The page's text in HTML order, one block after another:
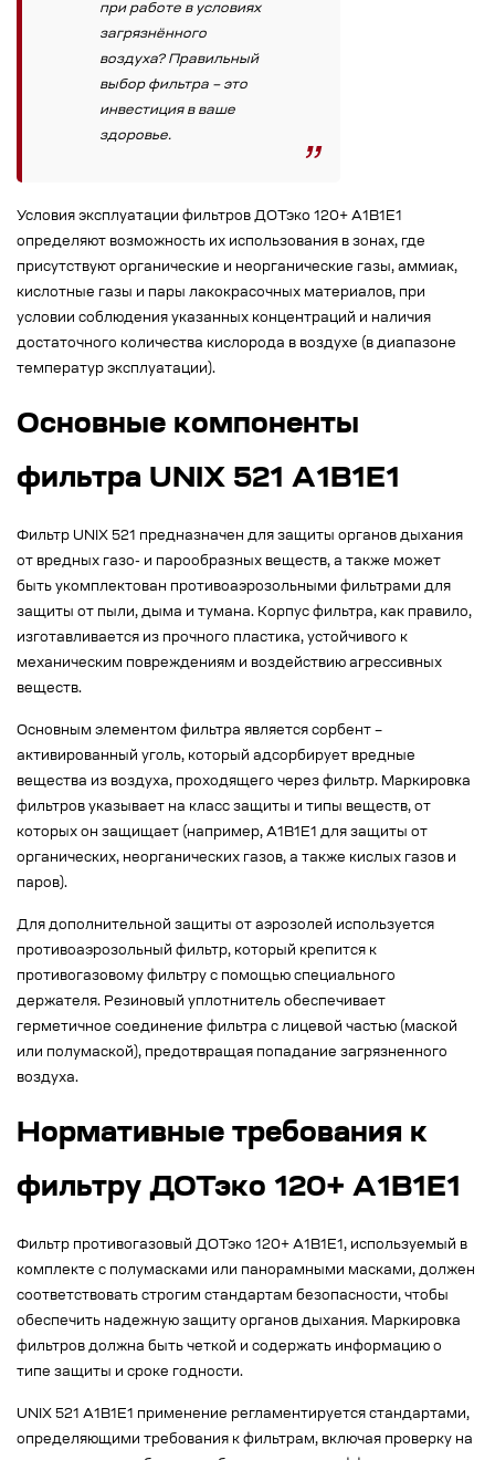
при работе в условиях
загрязнённого
воздуха? Правильный
выбор фильтра – это
инвестиция в ваше
здоровье.
Условия эксплуатации фильтров ДОТэко 120+ А1B1E1
определяют возможность их использования в зонах, где
присутствуют органические и неорганические газы, аммиак,
кислотные газы и пары лакокрасочных материалов, при
условии соблюдения указанных концентраций и наличия
достаточного количества кислорода в воздухе (в диапазоне
температур эксплуатации).
Основные компоненты
фильтра UNIX 521 A1B1E1
Фильтр UNIX 521 предназначен для защиты органов дыхания
от вредных газо- и парообразных веществ, а также может
быть укомплектован противоаэрозольными фильтрами для
защиты от пыли, дыма и тумана. Корпус фильтра, как правило,
изготавливается из прочного пластика, устойчивого к
механическим повреждениям и воздействию агрессивных
веществ.
Основным элементом фильтра является сорбент –
активированный уголь, который адсорбирует вредные
вещества из воздуха, проходящего через фильтр. Маркировка
фильтров указывает на класс защиты и типы веществ, от
которых он защищает (например, A1B1E1 для защиты от
органических, неорганических газов, а также кислых газов и
паров).
Для дополнительной защиты от аэрозолей используется
противоаэрозольный фильтр, который крепится к
противогазовому фильтру с помощью специального
держателя. Резиновый уплотнитель обеспечивает
герметичное соединение фильтра с лицевой частью (маской
или полумаской), предотвращая попадание загрязненного
воздуха.
Нормативные требования к
фильтру ДОТэко 120+ А1B1E1
Фильтр противогазовый ДОТэко 120+ A1B1E1, используемый в
комплекте с полумасками или панорамными масками, должен
соответствовать строгим стандартам безопасности, чтобы
обеспечить надежную защиту органов дыхания. Маркировка
фильтров должна быть четкой и содержать информацию о
типе защиты и сроке годности.
UNIX 521 A1B1E1 применение регламентируется стандартами,
определяющими требования к фильтрам, включая проверку на